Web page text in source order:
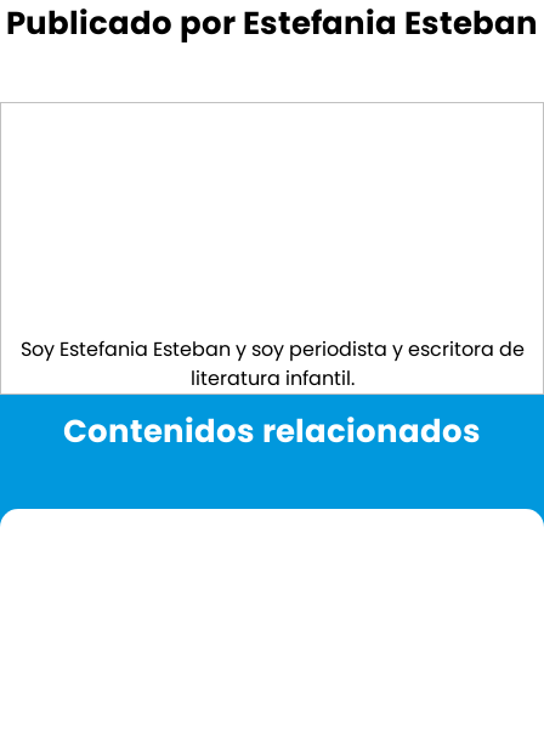
Publicado por Estefania Esteban
Soy Estefania Esteban y soy periodista y escritora de
literatura infantil.
Contenidos relacionados